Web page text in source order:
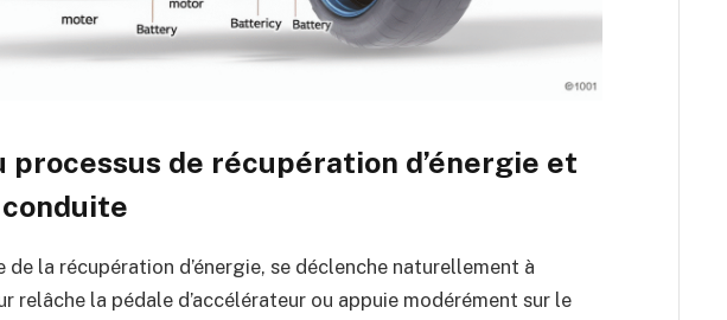
processus de récupération d’énergie et
la récupération d’énergie, se déclenche naturellement à
relâche la pédale d’accélérateur ou appuie modérément sur le